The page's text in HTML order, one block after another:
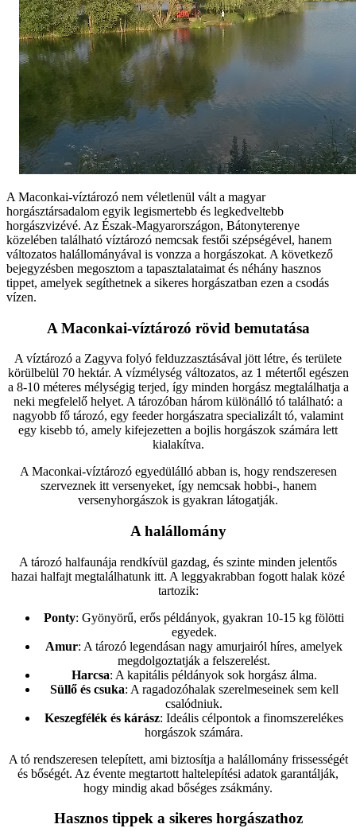
A Maconkai-víztározó nem véletlenül vált a magyar
horgásztársadalom egyik legismertebb és legkedveltebb
horgászvizévé. Az Észak-Magyarországon, Bátonyterenye
közelében található víztározó nemcsak festői szépségével, hanem
változatos halállományával is vonzza a horgászokat. A következő
bejegyzésben megosztom a tapasztalataimat és néhány hasznos
tippet, amelyek segíthetnek a sikeres horgászatban ezen a csodás
vízen.
A Maconkai-víztározó rövid bemutatása
A víztározó a Zagyva folyó felduzzasztásával jött létre, és területe
körülbelül 70 hektár. A vízmélység változatos, az 1 métertől egészen
a 8-10 méteres mélységig terjed, így minden horgász megtalálhatja a
neki megfelelő helyet. A tározóban három különálló tó található: a
nagyobb fő tározó, egy feeder horgászatra specializált tó, valamint
egy kisebb tó, amely kifejezetten a bojlis horgászok számára lett
kialakítva.
A Maconkai-víztározó egyedülálló abban is, hogy rendszeresen
szerveznek itt versenyeket, így nemcsak hobbi-, hanem
versenyhorgászok is gyakran látogatják.
A halállomány
A tározó halfaunája rendkívül gazdag, és szinte minden jelentős
hazai halfajt megtalálhatunk itt. A leggyakrabban fogott halak közé
tartozik:
Ponty: Gyönyörű, erős példányok, gyakran 10-15 kg fölötti
egyedek.
Amur: A tározó legendásan nagy amurjairól híres, amelyek
megdolgoztatják a felszerelést.
Harcsa: A kapitális példányok sok horgász álma.
Süllő és csuka: A ragadozóhalak szerelmeseinek sem kell
csalódniuk.
Keszegfélék és kárász: Ideális célpontok a finomszerelékes
horgászok számára.
A tó rendszeresen telepített, ami biztosítja a halállomány frissességét
és bőségét. Az évente megtartott haltelepítési adatok garantálják,
hogy mindig akad bőséges zsákmány.
Hasznos tippek a sikeres horgászathoz